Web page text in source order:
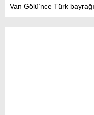
Van Gölü’nde Türk